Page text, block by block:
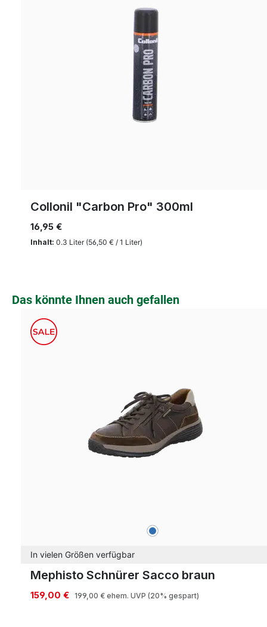
Collonil "Carbon Pro" 300ml
Inhalt: 0.3 Liter (56,50 € / 1 Liter)
16,95 €
Produktgalerie überspringen
Das könnte Ihnen auch gefallen
blau
In vielen Größen verfügbar
Mephisto Schnürer Sacco braun
159,00 € 199,00 € ehem. UVP (20% gespart)